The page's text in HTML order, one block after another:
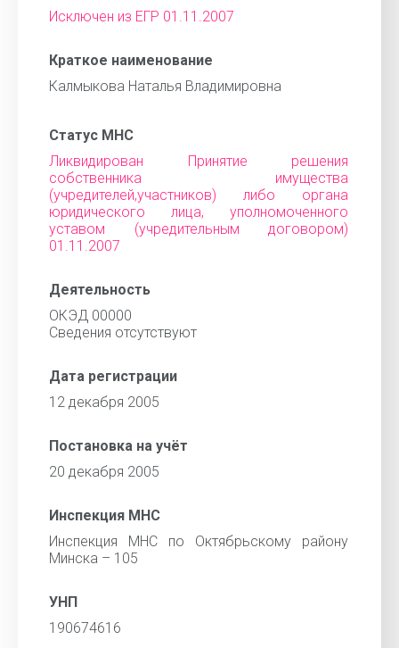
Исключен из ЕГР 01.11.2007
Краткое наименование
Калмыкова Наталья Владимировна
Статус МНС
Ликвидирован Принятие решения
собственника имущества
(учредителей,участников) либо органа
юридического лица, уполномоченного
уставом (учредительным договором)
01.11.2007
Деятельность
ОКЭД 00000
Cведения отсутствуют
Дата регистрации
12 декабря 2005
Постановка на учёт
20 декабря 2005
Инспекция МНС
Инспекция МНС по Октябрьскому району
Минска – 105
УНП
190674616